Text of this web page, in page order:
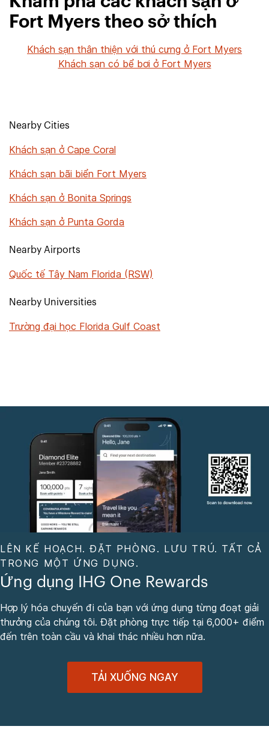
Fort Myers theo sở thích
Khách sạn thân thiện với thú cưng ở Fort Myers
Khách sạn có bể bơi ở Fort Myers
Nearby Cities
Khách sạn ở Cape Coral
Khách sạn bãi biển Fort Myers
Khách sạn ở Bonita Springs
Khách sạn ở Punta Gorda
Nearby Airports
Quốc tế Tây Nam Florida (RSW)
Nearby Universities
Trường đại học Florida Gulf Coast
LÊN KẾ HOẠCH. ĐẶT PHÒNG. LƯU TRÚ. TẤT CẢ
TRONG MỘT ỨNG DỤNG.
Ứng dụng IHG One Rewards
Hợp lý hóa chuyến đi của bạn với ứng dụng từng đoạt giải
thưởng của chúng tôi. Đặt phòng trực tiếp tại 6,000+ điểm
đến trên toàn cầu và khai thác nhiều hơn nữa.
TẢI XUỐNG NGAY